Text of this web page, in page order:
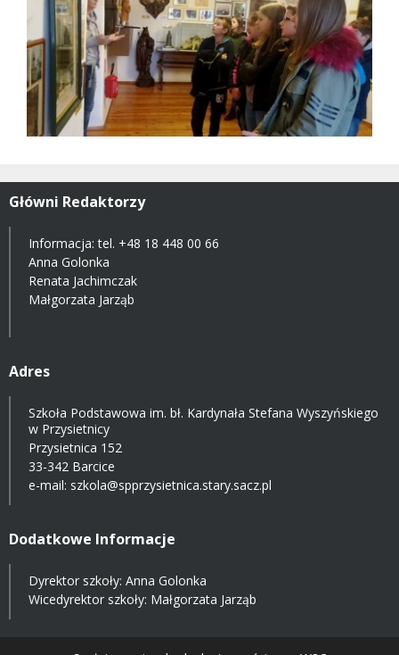
Główni Redaktorzy
Informacja: tel. +48 18 448 00 66
Anna Golonka
Renata Jachimczak
Małgorzata Jarząb
Adres
Szkoła Podstawowa im. bł. Kardynała Stefana Wyszyńskiego
w Przysietnicy
Przysietnica 152
33-342 Barcice
e-mail: szkola@spprzysietnica.stary.sacz.pl
Dodatkowe Informacje
Dyrektor szkoły: Anna Golonka
Wicedyrektor szkoły: Małgorzata Jarząb